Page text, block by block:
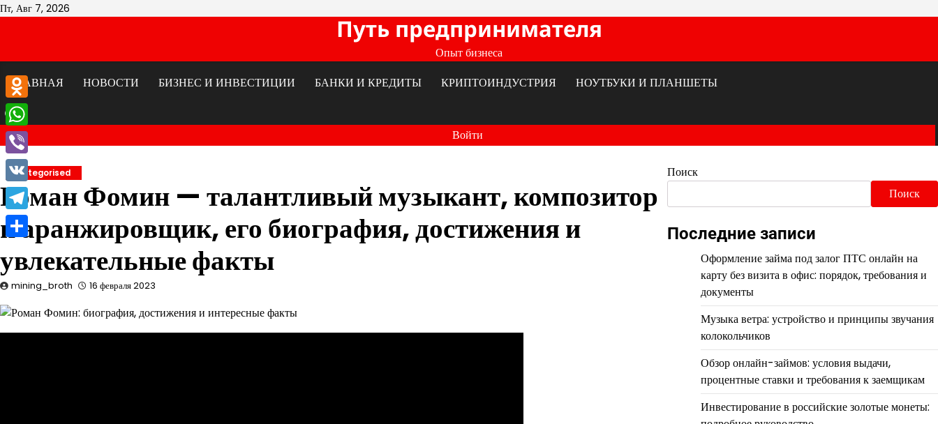
Перейти
Пт, Авг 7, 2026
Путь предпринимателя
Опыт бизнеса
ГЛАВНАЯ
НОВОСТИ БИЗНЕС И ИНВЕСТИЦИИ БАНКИ И КРЕДИТЫ КРИПТОИНДУСТРИЯ НОУТБУКИ И ПЛАНШЕТЫ
Войти
Uncategorised
Роман Фомин — талантливый музыкант, композитор
и аранжировщик, его биография, достижения и
увлекательные факты
mining_broth 16 февраля 2023
Поиск
Поиск
Последние записи
Оформление займа под залог ПТС онлайн на
карту без визита в офис: порядок, требования и
документы
Музыка ветра: устройство и принципы звучания
колокольчиков
Обзор онлайн-займов: условия выдачи,
процентные ставки и требования к заемщикам
Инвестирование в российские золотые монеты:
Odnoklassniki
WhatsApp
Viber
VK
Telegram
Отправить